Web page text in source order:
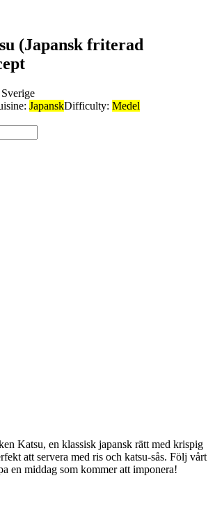
(Japansk friterad
JapanskDifficulty: Medel
Katsu, en klassisk japansk rätt med krispig
att servera med ris och katsu-sås. Följ vårt
en middag som kommer att imponera!